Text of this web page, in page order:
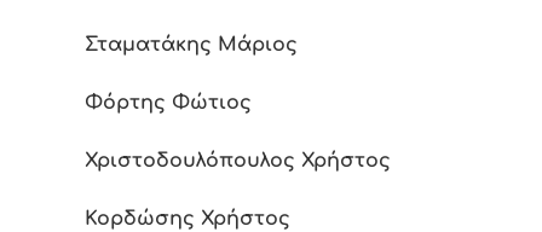
Σταματάκης Μάριος
Φόρτης Φώτιος
Χριστοδουλόπουλος Χρήστος
Κορδώσης Χρήστος